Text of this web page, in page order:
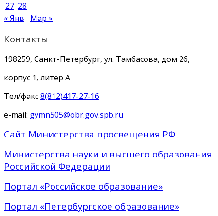
27 28
« Янв
Мар »
Контакты
198259, Санкт-Петербург, ул. Тамбасова, дом 26,
корпус 1, литер А
Тел/факс8(812)417-27-16
e-mail: gymn505@obr.gov.spb.ru
Сайт Министерства просвещения РФ
Министерства науки и высшего образования
Российской Федерации
Портал «Российское образование»
Портал «Петербургское образование»